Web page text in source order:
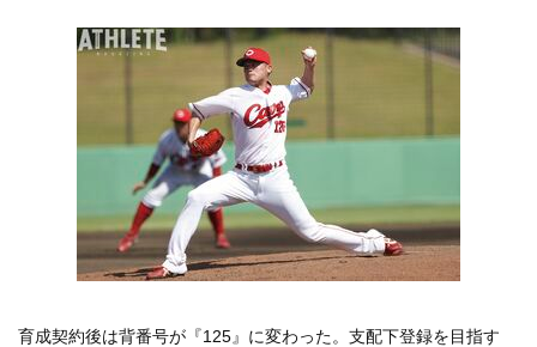
育成契約後は背番号が『125』に変わった。支配下登録を目指す